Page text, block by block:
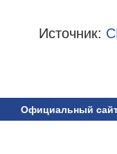
Источник:
Официальный